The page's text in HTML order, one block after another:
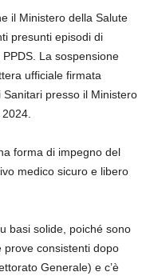
il Ministero della Salute
presunti episodi di
La sospensione
ufficiale firmata
Sanitari presso il Ministero
forma di impegno del
medico sicuro e libero
basi solide, poiché sono
consistenti dopo
Generale) e c’è